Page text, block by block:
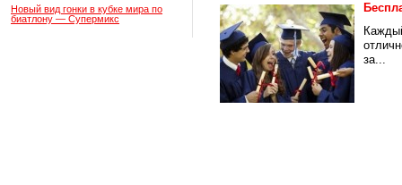
Новый вид гонки в кубке мира по
биатлону — Супермикс
за...